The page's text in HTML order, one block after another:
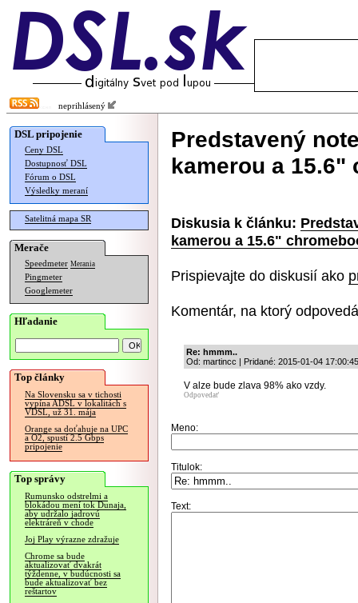
neprihlásený
DSL pripojenie
Ceny DSL
Dostupnosť DSL
Fórum o DSL
Výsledky meraní
Satelitná mapa SR
Merače
Speedmeter Merania
Pingmeter
Googlemeter
Hľadanie
Top články
Na Slovensku sa v tichosti
vypína ADSL v lokalitách s
VDSL, už 31. mája
Orange sa doťahuje na UPC
a O2, spustí 2.5 Gbps
pripojenie
Top správy
Rumunsko odstrelmi a
blokádou mení tok Dunaja,
aby udržalo jadrovú
elektráreň v chode
Joj Play výrazne zdražuje
Chrome sa bude
aktualizovať dvakrát
týždenne, v budúcnosti sa
bude aktualizovať bez
reštartov
Predstavený
kamerou a 15.6"
Diskusia k článku:
kamerou a 15.6"
Prispievajte do diskusií ako
Komentár, na ktorý
Re: hmmm..
Od: martincc | Pridané: 2015-01-04 17:00:45
V alze bude zlava 98% ako vzdy.
Odpovedať
Meno:
Titulok:
Text: